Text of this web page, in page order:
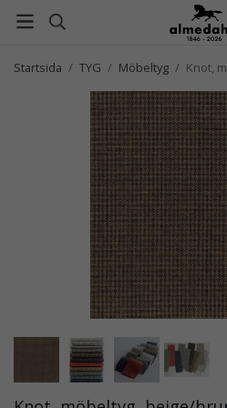
Startsida / TYG / Möbeltyg / Knot,